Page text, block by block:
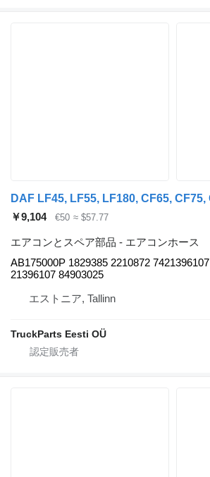
￥9,104 €50 ≈ $57.77
エアコンとスペア部品 - エアコンホース
AB175000P 1829385 2210872 7421396107
21396107 84903025
エストニア, Tallinn
TruckParts Eesti OÜ